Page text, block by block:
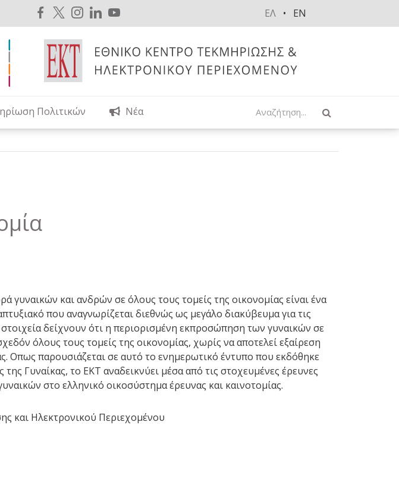
ΕΛ EN
Πολιτικών
Νέα
γυναικών και ανδρών σε όλους τους τομείς της οικονομίας είναι ένα
που αναγνωρίζεται διεθνώς ως μεγάλο διακύβευμα για τις
δείχνουν ότι η περιορισμένη εκπροσώπηση των γυναικών σε
όλους τους τομείς της οικονομίας, χωρίς να αποτελεί εξαίρεση
Οπως παρουσιάζεται σε αυτό το ενημερωτικό έντυπο που εκδόθηκε
Γυναίκας, το EKT αναδεικνύει μέσα από τις στοχευμένες έρευνες
στο ελληνικό οικοσύστημα έρευνας και καινοτομίας.
και Ηλεκτρονικού Περιεχομένου